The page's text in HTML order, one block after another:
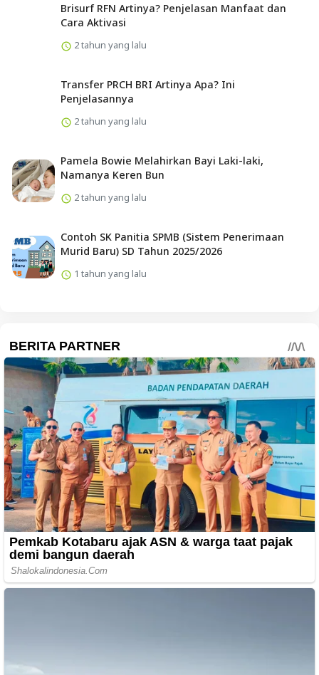
Brisurf RFN Artinya? Penjelasan Manfaat dan
Cara Aktivasi
2 tahun yang lalu
Transfer PRCH BRI Artinya Apa? Ini
Penjelasannya
2 tahun yang lalu
Pamela Bowie Melahirkan Bayi Laki-laki,
Namanya Keren Bun
2 tahun yang lalu
Contoh SK Panitia SPMB (Sistem Penerimaan
Murid Baru) SD Tahun 2025/2026
1 tahun yang lalu